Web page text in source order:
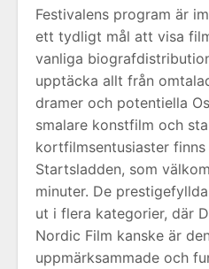
Festivalens program är
ett tydligt mål att visa
vanliga
upptäcka allt från
dramer och potentiella
smalare konstfilm och
kortfilmsentusiaster
Startsladden, som
minuter. De
ut i flera kategorier, där
Nordic Film kanske är
uppmärksammade och